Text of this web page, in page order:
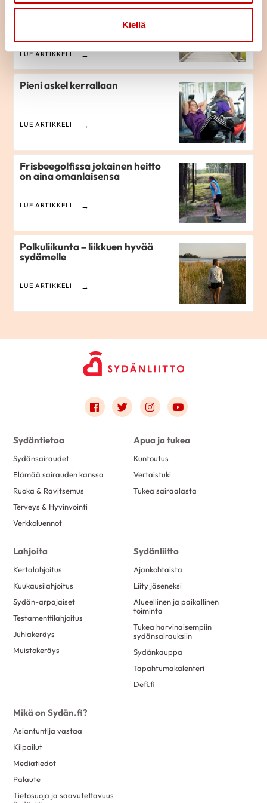
Kiellä
Järjestöjen kannustus kunnille
edellytysten ja palveluiden
LUE ARTIKKELI
Pieni askel kerrallaan
LUE ARTIKKELI
Frisbeegolfissa jokainen heitto
on aina omanlaisensa
LUE ARTIKKELI
Polkuliikunta – liikkuen hyvää
sydämelle
LUE ARTIKKELI
Link to facebook
Link to twitter
Link to instagram
Link to youtube
Sydäntietoa
Sydänsairaudet
Elämää sairauden kanssa
Ruoka & Ravitsemus
Terveys & Hyvinvointi
Verkkoluennot
Apua ja tukea
Kuntoutus
Vertaistuki
Tukea sairaalasta
Lahjoita
Kertalahjoitus
Kuukausilahjoitus
Sydän-arpajaiset
Testamenttilahjoitus
Juhlakeräys
Muistokeräys
Sydänliitto
Ajankohtaista
Liity jäseneksi
Alueellinen ja paikallinen
toiminta
Tukea harvinaisempiin
sydänsairauksiin
Sydänkauppa
Tapahtumakalenteri
Defi.fi
Mikä on Sydän.fi?
Asiantuntija vastaa
Kilpailut
Mediatiedot
Palaute
Tietosuoja ja saavutettavuus